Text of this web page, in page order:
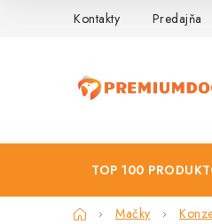
Kontakty Predajňa
TOP 100
DomovMačky